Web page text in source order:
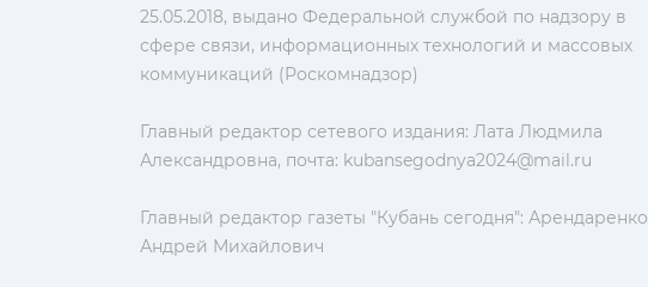
25.05.2018, выдано Федеральной службой по надзору в
сфере связи, информационных технологий и массовых
коммуникаций (Роскомнадзор)
Главный редактор сетевого издания: Лата Людмила
Александровна, почта: kubansegodnya2024@mail.ru
Главный редактор газеты "Кубань сегодня": Арендаренко
Андрей Михайлович